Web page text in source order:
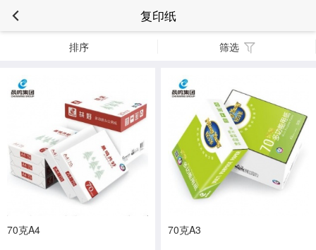
复印纸
排序 筛选
70克A4 70克A3